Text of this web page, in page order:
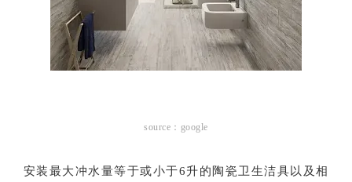
source：google
安装最大冲水量等于或小于6升的陶瓷卫生洁具以及相